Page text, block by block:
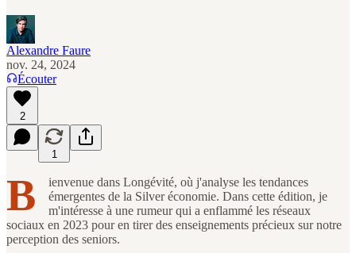
Alexandre Faure
nov. 24, 2024
Écouter
2
1
B
ienvenue dans Longévité, où j'analyse les tendances
émergentes de la Silver économie. Dans cette édition, je
m'intéresse à une rumeur qui a enflammé les réseaux
sociaux en 2023 pour en tirer des enseignements précieux sur notre
perception des seniors.